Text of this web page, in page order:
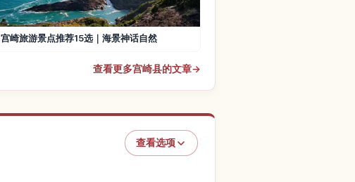
宫崎旅游景点推荐15选｜海景神话自然
查看更多宫崎县的文章→
查看选项